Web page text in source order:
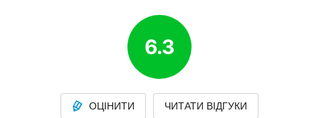
6.3
ОЦІНИТИ ЧИТАТИ ВІДГУКИ